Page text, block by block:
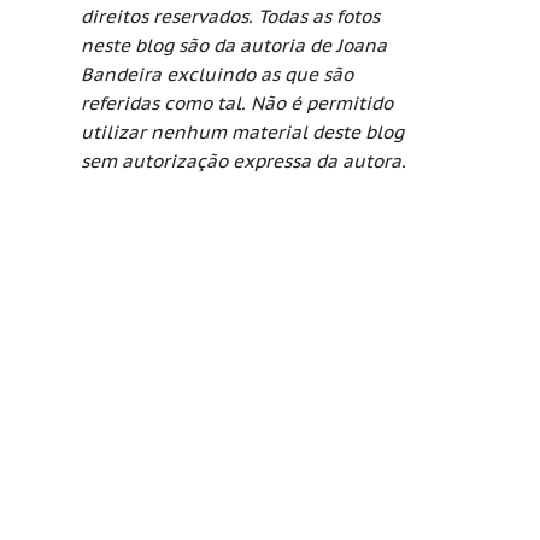
direitos reservados. Todas as fotos
neste blog são da autoria de Joana
Bandeira excluindo as que são
referidas como tal. Não é permitido
utilizar nenhum material deste blog
sem autorização expressa da autora.